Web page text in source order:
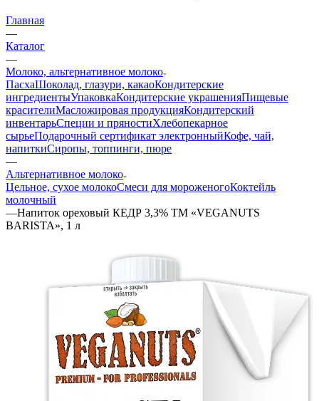
Главная
—
Каталог
—
Молоко, альтернативное молоко
ПасхаШоколад, глазури, какаоКондитерские
ингредиентыУпаковкаКондитерские украшенияПищевые
красителиМасложировая продукцияКондитерский
инвентарьСпеции и пряностиХлебопекарное
сырьеПодарочный сертификат электронныйКофе, чай,
напиткиСиропы, топпинги, пюре
—
Альтернативное молоко
Цельное, сухое молокоСмеси для мороженогоКоктейль
молочный
—Напиток ореховый КЕДР 3,3% ТМ «VEGANUTS
BARISTA», 1 л